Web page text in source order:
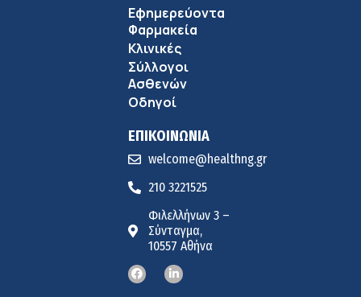
Εφημερεύοντα
Φαρμακεία
Κλινικές
Σύλλογοι
Ασθενών
Οδηγοί
ΕΠΙΚΟΙΝΩΝΙΑ
welcome@healthng.gr
210 3221525
Φιλελλήνων 3 –
Σύνταγμα,
10557 Αθήνα